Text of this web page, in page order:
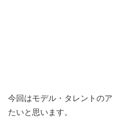
今回はモデル・タレントの
たいと思います。